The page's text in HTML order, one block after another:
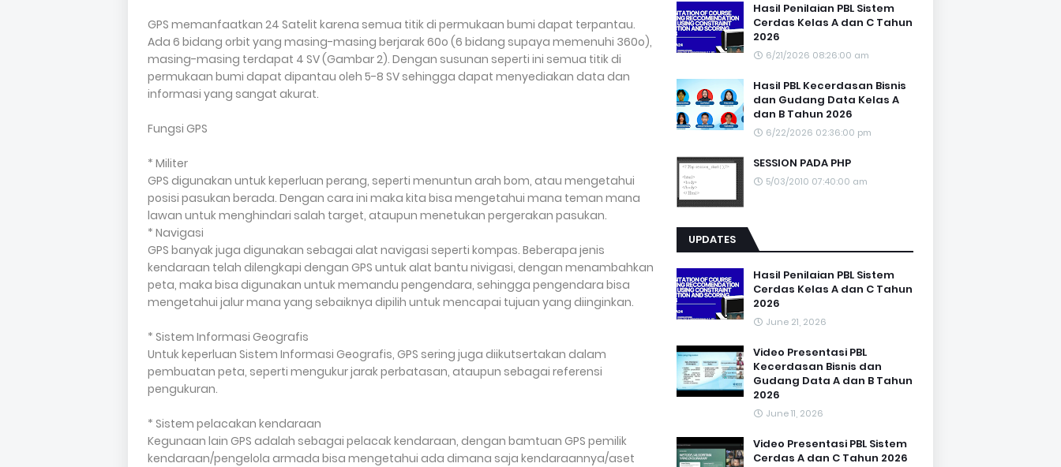
GPS memanfaatkan 24 Satelit karena semua titik di permukaan bumi dapat terpantau.
Ada 6 bidang orbit yang masing-masing berjarak 60o (6 bidang supaya memenuhi 360o),
masing-masing terdapat 4 SV (Gambar 2). Dengan susunan seperti ini semua titik di
permukaan bumi dapat dipantau oleh 5-8 SV sehingga dapat menyediakan data dan
informasi yang sangat akurat.
Fungsi GPS
* Militer
GPS digunakan untuk keperluan perang, seperti menuntun arah bom, atau mengetahui
posisi pasukan berada. Dengan cara ini maka kita bisa mengetahui mana teman mana
lawan untuk menghindari salah target, ataupun menetukan pergerakan pasukan.
* Navigasi
GPS banyak juga digunakan sebagai alat navigasi seperti kompas. Beberapa jenis
kendaraan telah dilengkapi dengan GPS untuk alat bantu nivigasi, dengan menambahkan
peta, maka bisa digunakan untuk memandu pengendara, sehingga pengendara bisa
mengetahui jalur mana yang sebaiknya dipilih untuk mencapai tujuan yang diinginkan.
* Sistem Informasi Geografis
Untuk keperluan Sistem Informasi Geografis, GPS sering juga diikutsertakan dalam
pembuatan peta, seperti mengukur jarak perbatasan, ataupun sebagai referensi
pengukuran.
* Sistem pelacakan kendaraan
Kegunaan lain GPS adalah sebagai pelacak kendaraan, dengan bamtuan GPS pemilik
kendaraan/pengelola armada bisa mengetahui ada dimana saja kendaraannya/aset
Hasil Penilaian PBL Sistem
Cerdas Kelas A dan C Tahun
2026
6/21/2026 08:26:00 am
Hasil PBL Kecerdasan Bisnis
dan Gudang Data Kelas A
dan B Tahun 2026
6/22/2026 02:36:00 pm
SESSION PADA PHP
5/03/2010 07:40:00 am
UPDATES
Hasil Penilaian PBL Sistem
Cerdas Kelas A dan C Tahun
2026
June 21, 2026
Video Presentasi PBL
Kecerdasan Bisnis dan
Gudang Data A dan B Tahun
2026
June 11, 2026
Video Presentasi PBL Sistem
Cerdas A dan C Tahun 2026